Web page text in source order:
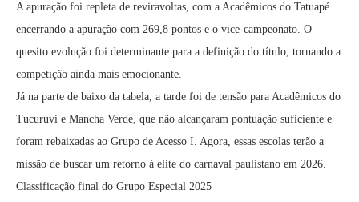
A apuração foi repleta de reviravoltas, com a Acadêmicos do Tatuapé
encerrando a apuração com 269,8 pontos e o vice-campeonato. O
quesito evolução foi determinante para a definição do título, tornando a
competição ainda mais emocionante.
Já na parte de baixo da tabela, a tarde foi de tensão para Acadêmicos do
Tucuruvi e Mancha Verde, que não alcançaram pontuação suficiente e
foram rebaixadas ao Grupo de Acesso I. Agora, essas escolas terão a
missão de buscar um retorno à elite do carnaval paulistano em 2026.
Classificação final do Grupo Especial 2025